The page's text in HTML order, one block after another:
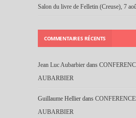
Salon du livre de Felletin (Creuse), 7
COMMENTAIRES RÉCENTS
Jean Luc Aubarbier dans
AUBARBIER
Guillaume Hellier dans
AUBARBIER